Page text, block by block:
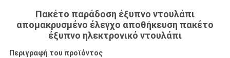
Πακέτο παράδοση έξυπνο ντουλάπι
απομακρυσμένο έλεγχο αποθήκευση πακέτο
έξυπνο ηλεκτρονικό ντουλάπι
Περιγραφή του προϊόντος